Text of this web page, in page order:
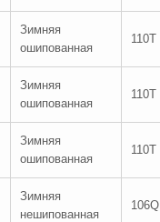
Зимняя
ошипованная
110T
Зимняя
ошипованная
110T
Зимняя
ошипованная
110T
Зимняя
нешипованная
106Q